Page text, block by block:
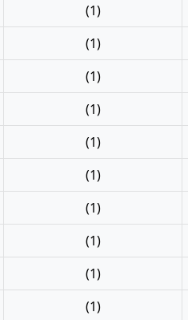
(1)
(1)
(1)
(1)
(1)
(1)
(1)
(1)
(1)
(1)